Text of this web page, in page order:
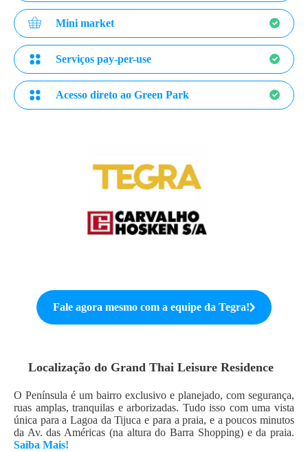
Mini market
Serviços pay-per-use
Acesso direto ao Green Park
Fale agora mesmo com a equipe da Tegra!
Localização do Grand Thai Leisure Residence
O Península é um bairro exclusivo e planejado, com segurança,
ruas amplas, tranquilas e arborizadas. Tudo isso com uma vista
única para a Lagoa da Tijuca e para a praia, e a poucos minutos
da Av. das Américas (na altura do Barra Shopping) e da praia.
Saiba Mais!